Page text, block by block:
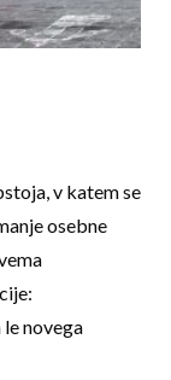
v katem se
osebne
novega